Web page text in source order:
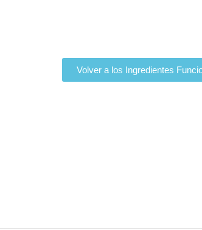
Volver a los Ingredientes